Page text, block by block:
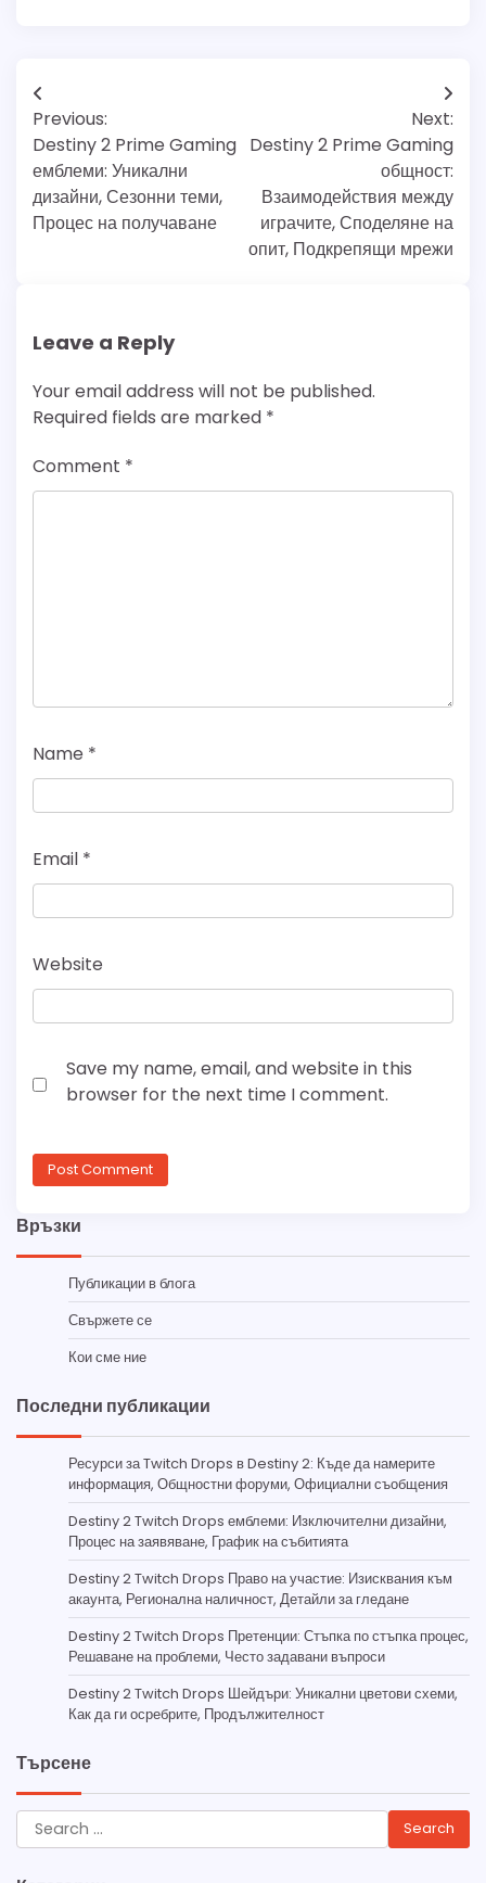
Post
navigation
Previous:
Destiny 2 Prime Gaming
емблеми: Уникални
дизайни, Сезонни теми,
Процес на получаване
Next:
Destiny 2 Prime Gaming
общност:
Взаимодействия между
играчите, Споделяне на
опит, Подкрепящи мрежи
Leave a Reply
Your email address will not be published.
Required fields are marked *
Comment *
Name *
Email *
Website
Save my name, email, and website in this
browser for the next time I comment.
Връзки
Публикации в блога
Свържете се
Кои сме ние
Последни публикации
Ресурси за Twitch Drops в Destiny 2: Къде да намерите
информация, Общностни форуми, Официални съобщения
Destiny 2 Twitch Drops емблеми: Изключителни дизайни,
Процес на заявяване, График на събитията
Destiny 2 Twitch Drops Право на участие: Изисквания към
акаунта, Регионална наличност, Детайли за гледане
Destiny 2 Twitch Drops Претенции: Стъпка по стъпка процес,
Решаване на проблеми, Често задавани въпроси
Destiny 2 Twitch Drops Шейдъри: Уникални цветови схеми,
Как да ги осребрите, Продължителност
Търсене
Search
for: